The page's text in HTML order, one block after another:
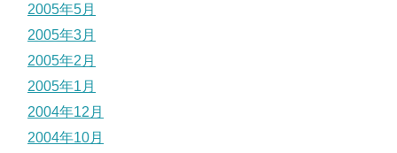
2005年5月
2005年3月
2005年2月
2005年1月
2004年12月
2004年10月